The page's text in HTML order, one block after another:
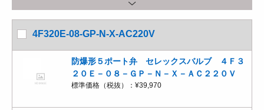
4F320E-08-GP-N-X-AC220V
防爆形５ポート弁 セレックスバルブ ４Ｆ３
２０Ｅ－０８－ＧＰ－Ｎ－Ｘ－ＡＣ２２０Ｖ
標準価格（税抜）： ¥39,970